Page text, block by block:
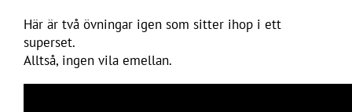
Här är två övningar igen som sitter ihop i ett
superset.
Alltså, ingen vila emellan.